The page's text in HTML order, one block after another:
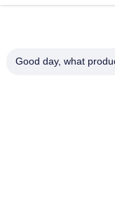
potere
disturbo 1W rf del
Good day, what